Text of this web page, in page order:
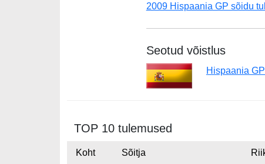
2009 Hispaania GP sõidu
Seotud võistlus
Hispaania
TOP 10 tulemused
Koht Sõitja